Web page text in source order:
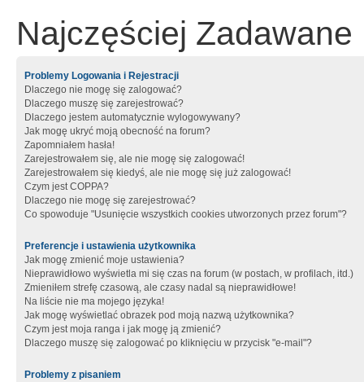
Najczęściej Zadawane
Problemy Logowania i Rejestracji
Dlaczego nie mogę się zalogować?
Dlaczego muszę się zarejestrować?
Dlaczego jestem automatycznie wylogowywany?
Jak mogę ukryć moją obecność na forum?
Zapomniałem hasła!
Zarejestrowałem się, ale nie mogę się zalogować!
Zarejestrowałem się kiedyś, ale nie mogę się już zalogować!
Czym jest COPPA?
Dlaczego nie mogę się zarejestrować?
Co spowoduje "Usunięcie wszystkich cookies utworzonych przez forum"?
Preferencje i ustawienia użytkownika
Jak mogę zmienić moje ustawienia?
Nieprawidłowo wyświetla mi się czas na forum (w postach, w profilach, itd.)
Zmieniłem strefę czasową, ale czasy nadal są nieprawidłowe!
Na liście nie ma mojego języka!
Jak mogę wyświetlać obrazek pod moją nazwą użytkownika?
Czym jest moja ranga i jak mogę ją zmienić?
Dlaczego muszę się zalogować po kliknięciu w przycisk "e-mail"?
Problemy z pisaniem